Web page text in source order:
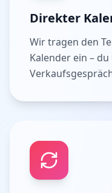
Direkter
Wir tragen den
Kalender ein –